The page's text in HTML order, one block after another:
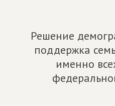
Решение
поддержка
именно